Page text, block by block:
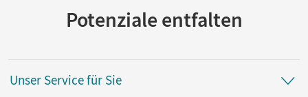
Potenziale entfalten
Unser Service für Sie